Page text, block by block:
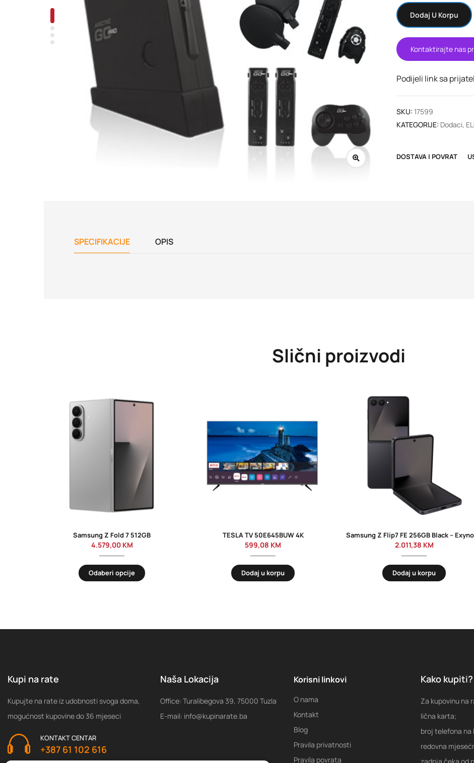
Dodaj U Korpu
Kontaktirajte nas
Podijeli link sa
SKU: 17599
KATEGORIJE: Dodaci,
DOSTAVA I POVRAT
SPECIFIKACIJE OPIS
Slični proizvodi
Samsung Z Fold 7 512GB
4.579,00 KM
Odaberi opcije
TESLA TV 50E645BUW 4K
599,08 KM
Dodaj u korpu
2.011,38 KM
Dodaj u korpu
Kupi na rate
Kupujte na rate iz udobnosti svoga doma,
mogućnost kupovine do 36 mjeseci
KONTAKT CENTAR
+387 61 102 616
Naša Lokacija
Office: Turalibegova 39, 75000 Tuzla
E-mail: info@kupinarate.ba
Korisni linkovi
O nama
Kontakt
Blog
Pravila privatnosti
Pravila povrata
Kako kupiti?
Za kupovinu na
lična karta;
broj telefona na
redovna